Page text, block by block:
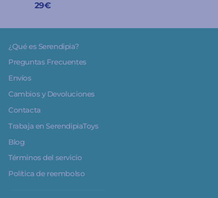
29€
¿Qué es Serendipia?
Preguntas Frecuentes
Envíos
Cambios y Devoluciones
Contacta
Trabaja en SerendipiaToys
Blog
Términos del servicio
Política de reembolso